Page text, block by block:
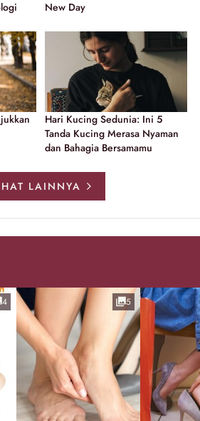
New Day
Hari Kucing Sedunia: Ini 5
Tanda Kucing Merasa Nyaman
dan Bahagia Bersamamu
LAINNYA
4 5